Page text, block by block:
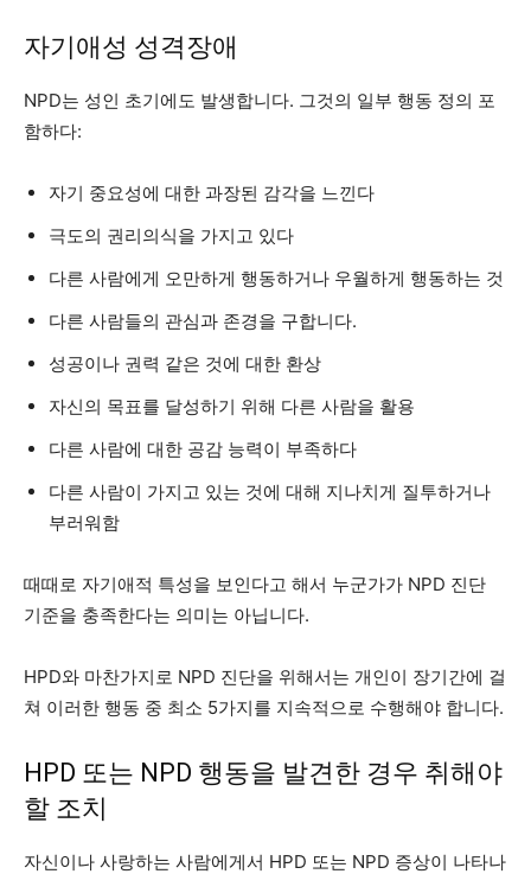
자기애성 성격장애
NPD는 성인 초기에도 발생합니다. 그것의 일부 행동 정의 포
함하다:
자기 중요성에 대한 과장된 감각을 느낀다
극도의 권리의식을 가지고 있다
다른 사람에게 오만하게 행동하거나 우월하게 행동하는 것
다른 사람들의 관심과 존경을 구합니다.
성공이나 권력 같은 것에 대한 환상
자신의 목표를 달성하기 위해 다른 사람을 활용
다른 사람에 대한 공감 능력이 부족하다
다른 사람이 가지고 있는 것에 대해 지나치게 질투하거나
부러워함
때때로 자기애적 특성을 보인다고 해서 누군가가 NPD 진단
기준을 충족한다는 의미는 아닙니다.
HPD와 마찬가지로 NPD 진단을 위해서는 개인이 장기간에 걸
쳐 이러한 행동 중 최소 5가지를 지속적으로 수행해야 합니다.
HPD 또는 NPD 행동을 발견한 경우 취해야
할 조치
자신이나 사랑하는 사람에게서 HPD 또는 NPD 증상이 나타나